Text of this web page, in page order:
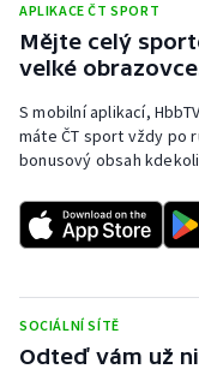
APLIKACE ČT SPORT
Mějte celý
velké
S mobilní aplikací,
máte ČT sport vždy po
bonusový obsah
SOCIÁLNÍ SÍTĚ
Odteď vám už